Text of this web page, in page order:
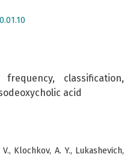
classification,
acid
Klochkov, A. Y., Lukashevich,